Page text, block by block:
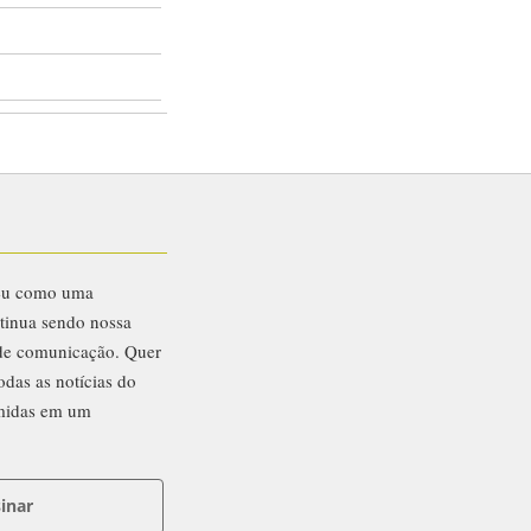
como uma
sendo nossa
comunicação. Quer
as notícias do
em um